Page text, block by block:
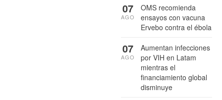
OMS recomienda
ensayos con vacuna
Ervebo contra el ébola
07
AGO
Aumentan infecciones
por VIH en Latam
mientras el
financiamiento global
disminuye
07
AGO